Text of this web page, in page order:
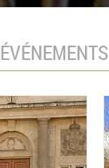
ÉVÉNEMENTS